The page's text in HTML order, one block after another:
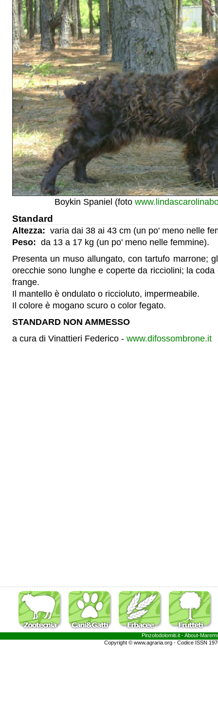
Boykin Spaniel (foto
Standard
Altezza: varia dai 38 ai 43 cm (un po' meno nelle
Peso: da 13 a 17 kg (un po' meno nelle femmine).
Presenta un muso allungato, con tartufo marrone;
orecchie sono lunghe e coperte da ricciolini; la
frange.
Il mantello è ondulato o riccioluto, impermeabile.
Il colore è mogano scuro o color fegato.
STANDARD NON AMMESSO
a cura di Vinattieri Federico - www.difossombrone.it
Pinzolodolomiti.it - About-
Copyright © www.agraria.org - Codice ISSN